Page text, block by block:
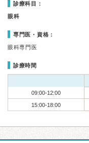
診療科目：
眼科
専門医・資格：
眼科専門医
診療時間
09:00-12:00
15:00-18:00